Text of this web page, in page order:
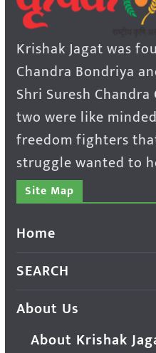
Krishak Jagat was
Chandra Bondriya
Shri Suresh
two were like
freedom fighters
struggle wanted to
Site Map
Home
SEARCH
About Us
About Krishak